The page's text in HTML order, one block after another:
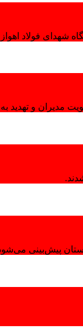
شهدای فولاد
مدیران و تهدید
پیش‌بینی